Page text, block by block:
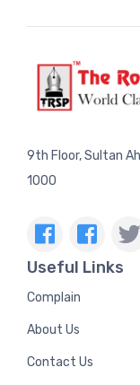
9th Floor, Sultan
1000
Useful Links
Complain
About Us
Contact Us